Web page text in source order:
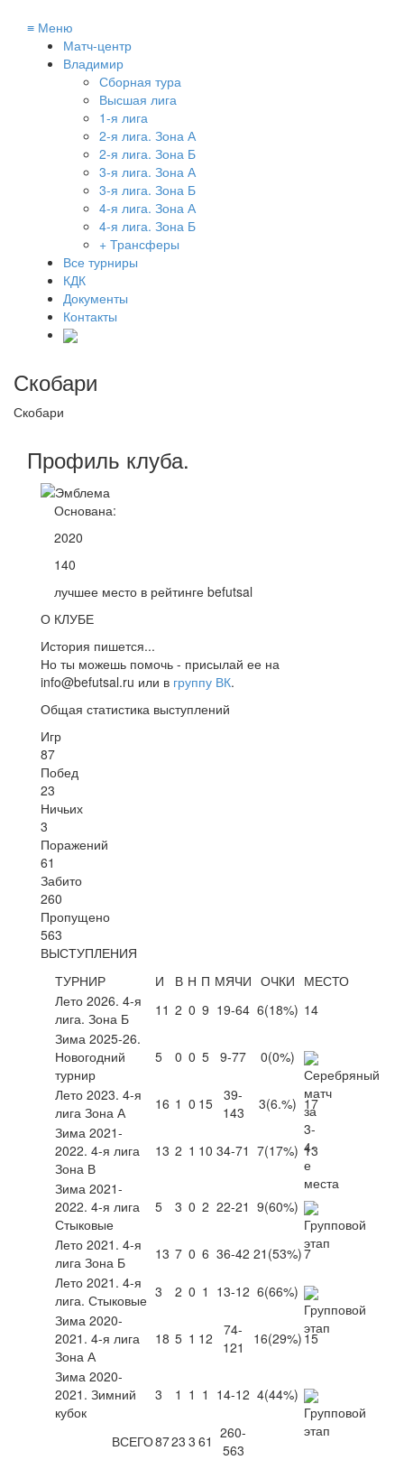
≡ Меню
Матч-центр
Владимир
Сборная тура
Высшая лига
1-я лига
2-я лига. Зона А
2-я лига. Зона Б
3-я лига. Зона А
3-я лига. Зона Б
4-я лига. Зона А
4-я лига. Зона Б
+ Трансферы
Все турниры
КДК
Документы
Контакты
Скобари
Скобари
Профиль клуба.
Основана:
2020
140
лучшее место в рейтинге befutsal
О КЛУБЕ
История пишется...
Но ты можешь помочь - присылай ее на
info@befutsal.ru или в группу ВК.
Общая статистика выступлений
Игр
87
Побед
23
Ничьих
3
Поражений
61
Забито
260
Пропущено
563
ВЫСТУПЛЕНИЯ
ТУРНИР
И В Н П МЯЧИ ОЧКИ МЕСТО
Лето 2026. 4-я
лига. Зона Б
11 2 0 9 19-64 6(18%) 14
Зима 2025-26.
Новогодний
турнир
5 0 0 5 9-77 0(0%)
Лето 2023. 4-я
лига Зона А
16 1 0 15 39-
143
3(6.%) 17
Зима 2021-
2022. 4-я лига
Зона В
13 2 1 10 34-71 7(17%) 13
Зима 2021-
2022. 4-я лига
Стыковые
5 3 0 2 22-21 9(60%)
Лето 2021. 4-я
лига Зона Б
13 7 0 6 36-42 21 (53%)7
Лето 2021. 4-я
лига. Стыковые 3 2 0 1 13-12 6(66%)
Зима 2020-
2021. 4-я лига
Зона А
18 5 1 12
74-
121
16(29%)15
Зима 2020-
2021. Зимний
кубок
3 1 1 1 14-12 4(44%)
ВСЕГО8723 3 61 260-
563